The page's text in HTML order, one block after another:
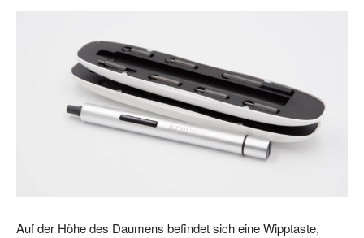
Auf der Höhe des Daumens befindet sich eine Wipptaste,